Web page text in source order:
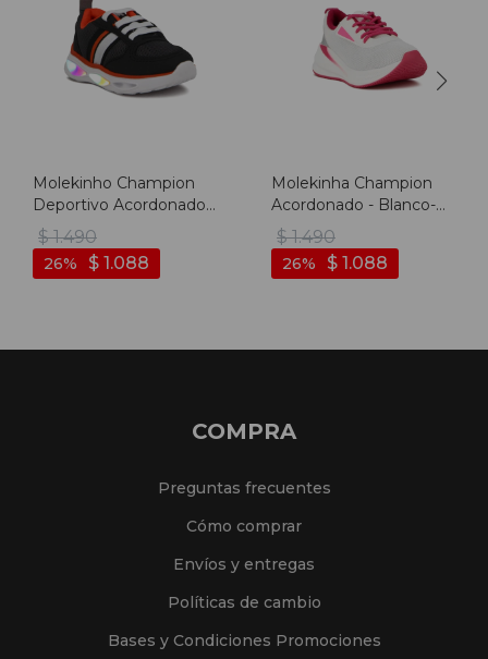
Molekinho Champion
Deportivo Acordonado
Neg/gra - Negro-grafito
$ 1.490
$ 1.088
26
Molekinha Champion
Acordonado - Blanco-
blanco
$ 1.490
$ 1.088
26
COMPRA
Preguntas frecuentes
Cómo comprar
Envíos y entregas
Políticas de cambio
Bases y Condiciones Promociones